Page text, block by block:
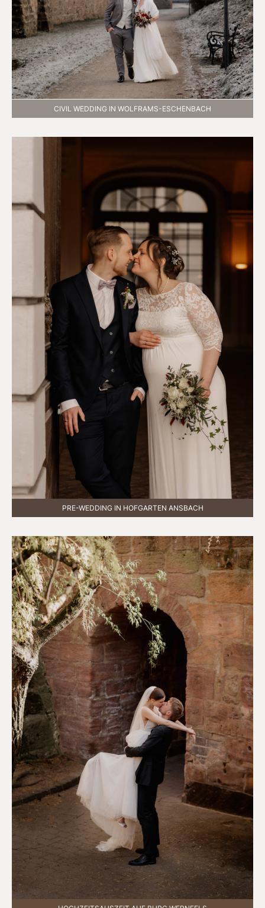
CIVIL WEDDING IN WOLFRAMS-ESCHENBACH
PRE-WEDDING IN HOFGARTEN ANSBACH